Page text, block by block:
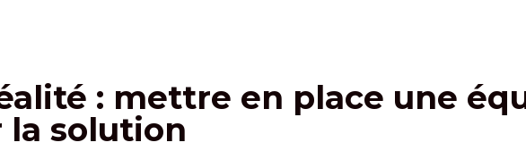
: mettre en place une
la solution